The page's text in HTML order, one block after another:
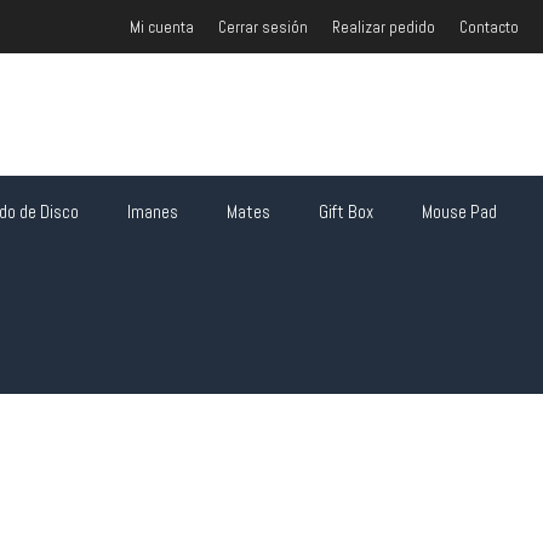
Mi cuenta Cerrar sesión Realizar pedido Contacto
de Disco Imanes Mates Gift Box Mouse Pad